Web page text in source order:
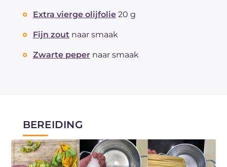
Extra vierge olijfolie 20 g
Fijn zout naar smaak
Zwarte peper naar smaak
BEREIDING